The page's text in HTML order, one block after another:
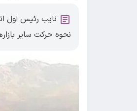
نایب رئیس اول
نحوه حرکت سایر